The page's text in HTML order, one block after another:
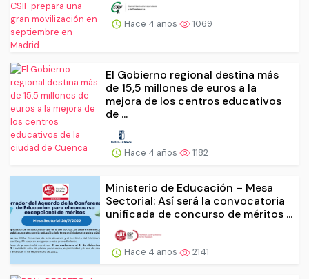
Hace 4 años 1069
El Gobierno regional destina más
de 15,5 millones de euros a la
mejora de los centros educativos
de ...
Hace 4 años 1182
Ministerio de Educación – Mesa
Sectorial: Así será la convocatoria
unificada de concurso de méritos ...
Hace 4 años 2141